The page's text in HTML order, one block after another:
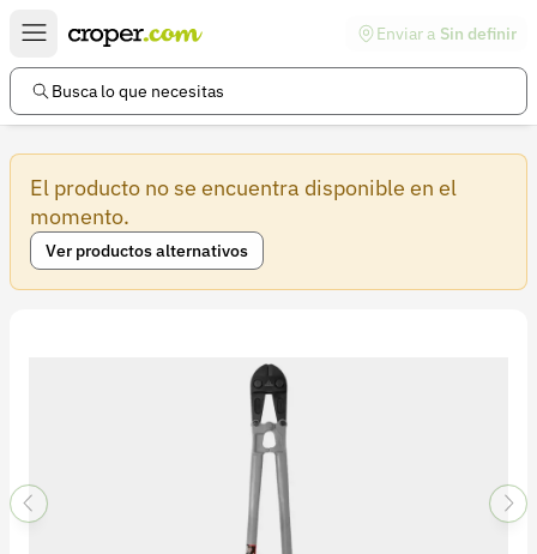
Enviar a Sin definir
Busca lo que necesitas
El producto no se encuentra disponible en el
momento.
Ver productos alternativos
Enlaces de interés
Preguntas frecuentes
Ayuda
Información legal
Términos y condiciones
Registrarse